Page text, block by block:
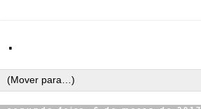
.